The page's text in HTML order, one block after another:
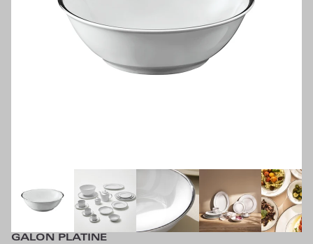
GALON PLATINE